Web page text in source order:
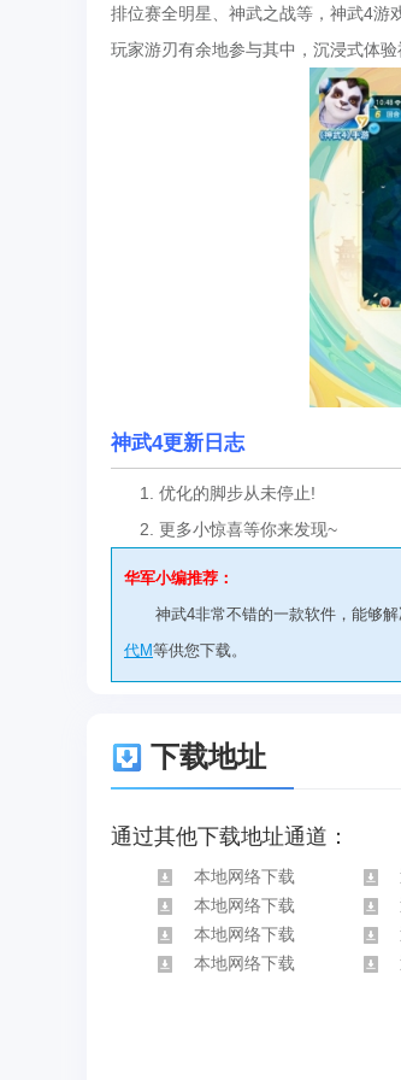
排位赛全明星、神武之战等，神武4游
玩家游刃有余地参与其中，沉浸式体
神武4更新日志
1. 优化的脚步从未停止!
2. 更多小惊喜等你来发现~
华军小编推荐：
神武4非常不错的一款软件，能够
代M等供您下载。
下载地址
通过其他下载地址通道：
本地网络下载
本地网络下载
本地网络下载
本地网络下载